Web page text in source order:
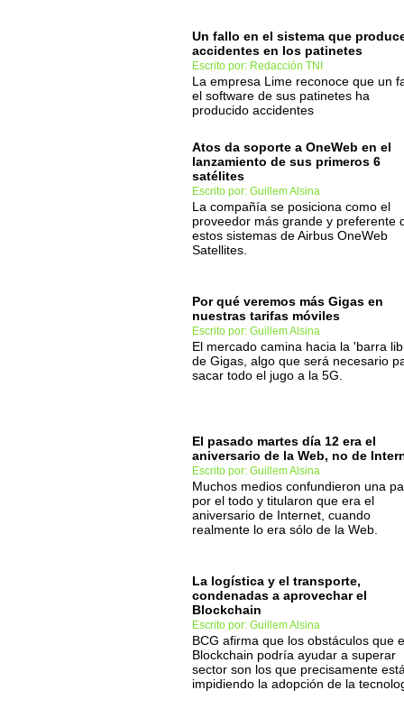
Un fallo en el sistema que
accidentes en los patinetes
Escrito por: Redacción TNI
La empresa Lime reconoce que un
el software de sus patinetes ha
producido accidentes
Atos da soporte a OneWeb en el
lanzamiento de sus primeros 6
satélites
Escrito por: Guillem Alsina
La compañía se posiciona como el
proveedor más grande y preferente
estos sistemas de Airbus OneWeb
Satellites.
Por qué veremos más Gigas en
nuestras tarifas móviles
Escrito por: Guillem Alsina
El mercado camina hacia la 'barra
de Gigas, algo que será necesario
sacar todo el jugo a la 5G.
El pasado martes día 12 era el
aniversario de la Web, no de
Escrito por: Guillem Alsina
Muchos medios confundieron una
por el todo y titularon que era el
aniversario de Internet, cuando
realmente lo era sólo de la Web.
La logística y el transporte,
condenadas a aprovechar el
Blockchain
Escrito por: Guillem Alsina
BCG afirma que los obstáculos que
Blockchain podría ayudar a superar
sector son los que precisamente
impidiendo la adopción de la